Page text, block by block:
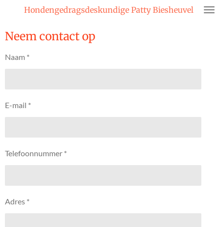
naar
hoofdinhoud
Hondengedragsdeskundige Patty Biesheuvel
Neem contact op
Naam *
E-mail *
Telefoonnummer *
Adres *